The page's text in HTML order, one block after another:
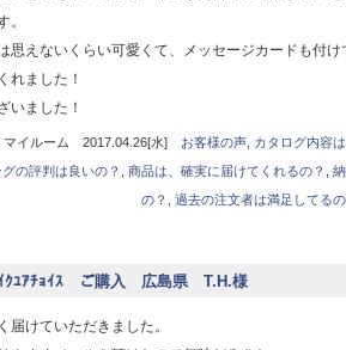
。
思えないくらい可愛くて、メッセージカードも付
れました！
いました！
マイルーム 2017.04.26[水] お客様の声, カタログ内容
の評判は良いの？
商品は、確実に届けてくれるの？
の？
過去の注文者は満足してる
ｸﾕｱﾁｮｲｽ ご購入 広島県 T.H.様
届けていただきました。